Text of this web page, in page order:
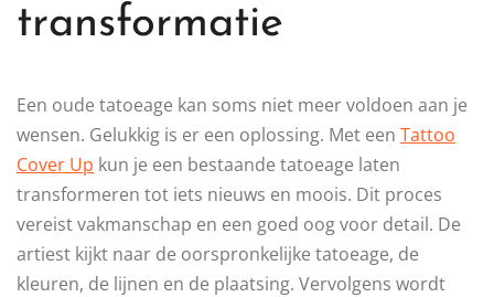
transformatie
Een oude tatoeage kan soms niet meer voldoen aan je
wensen. Gelukkig is er een oplossing. Met een Tattoo
Cover Up kun je een bestaande tatoeage laten
transformeren tot iets nieuws en moois. Dit proces
vereist vakmanschap en een goed oog voor detail. De
artiest kijkt naar de oorspronkelijke tatoeage, de
kleuren, de lijnen en de plaatsing. Vervolgens wordt